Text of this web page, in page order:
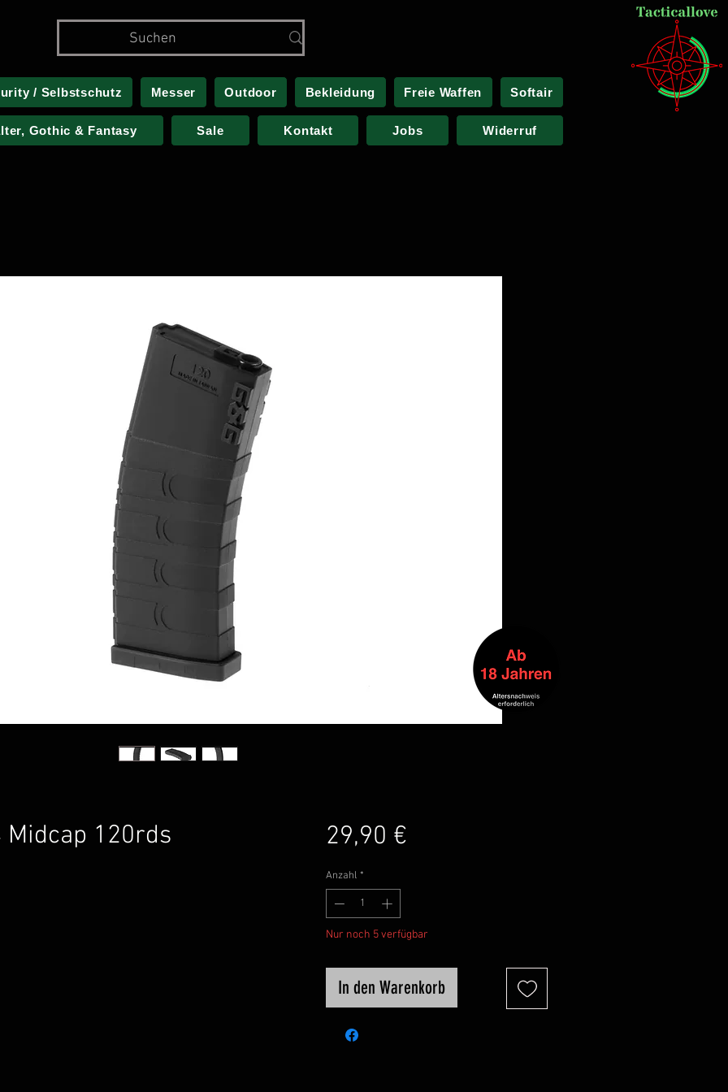
/ Selbstschutz Messer Outdoor Bekleidung Freie Waffen Softair
Gothic & Fantasy Sale Kontakt Jobs Widerruf
Midcap 120rds 29,90 €Preis
Anzahl *
Nur noch 5 verfügbar
In den Warenkorb